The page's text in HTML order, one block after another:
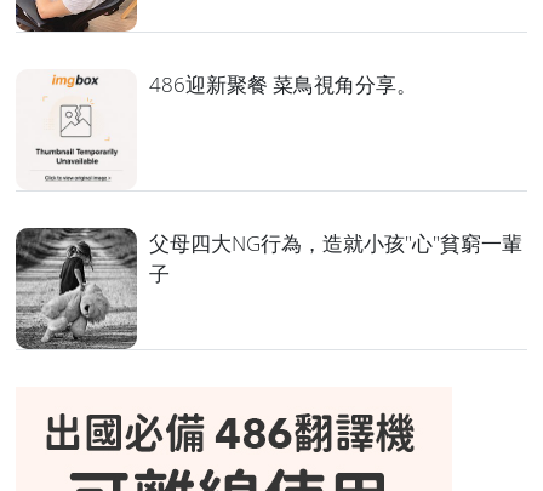
486迎新聚餐 菜鳥視角分享。
父母四大NG行為，造就小孩"心"貧窮一輩
子